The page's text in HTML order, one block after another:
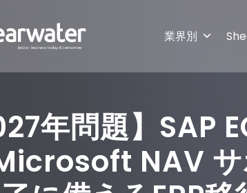
業界別
年問題】SAP
NAV サ